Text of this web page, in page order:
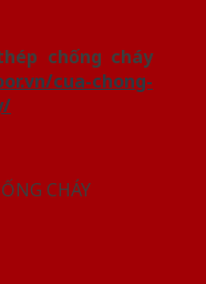
chống cháy
cua-chong-
CHÁY